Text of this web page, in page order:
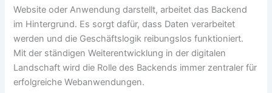
Website oder Anwendung darstellt, arbeitet das Backend
im Hintergrund. Es sorgt dafür, dass Daten verarbeitet
werden und die Geschäftslogik reibungslos funktioniert.
Mit der ständigen Weiterentwicklung in der digitalen
Landschaft wird die Rolle des Backends immer zentraler für
erfolgreiche Webanwendungen.